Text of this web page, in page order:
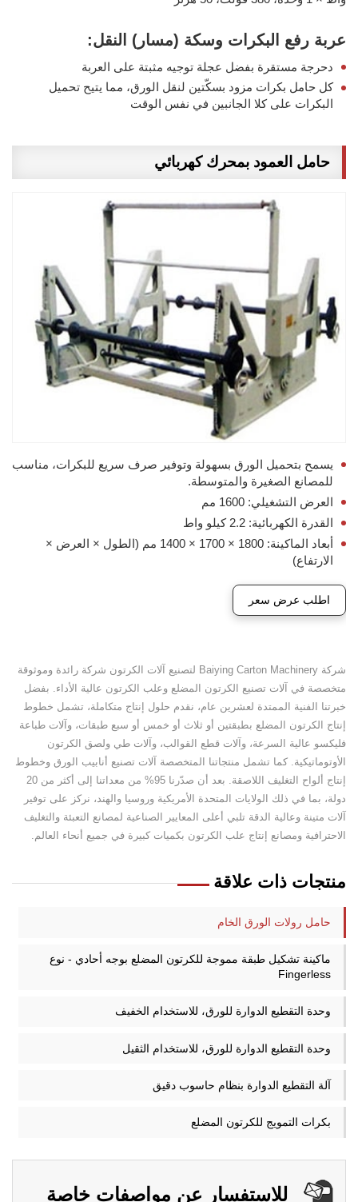
عربة رفع البكرات وسكة (مسار) النقل:
دحرجة مستقرة بفضل عجلة توجيه مثبتة على العربة
كل حامل بكرات مزود بسكّتين لنقل الورق، مما يتيح تحميل
البكرات على كلا الجانبين في نفس الوقت
حامل العمود بمحرك كهربائي
يسمح بتحميل الورق بسهولة وتوفير صرف سريع للبكرات، مناسب
للمصانع الصغيرة والمتوسطة.
العرض التشغيلي: 1600 مم
القدرة الكهربائية: 2.2 كيلو واط
أبعاد الماكينة: 1800 × 1700 × 1400 مم (الطول × العرض ×
الارتفاع)
اطلب عرض سعر
شركة Baiying Carton Machinery لتصنيع آلات الكرتون شركة رائدة وموثوقة
متخصصة في آلات تصنيع الكرتون المضلع وعلب الكرتون عالية الأداء. بفضل
خبرتنا الفنية الممتدة لعشرين عام، نقدم حلول إنتاج متكاملة، تشمل خطوط
إنتاج الكرتون المضلع بطبقتين أو ثلاث أو خمس أو سبع طبقات، وآلات طباعة
فليكسو عالية السرعة، وآلات قطع القوالب، وآلات طي ولصق الكرتون
الأوتوماتيكية. كما تشمل منتجاتنا المتخصصة آلات تصنيع أنابيب الورق وخطوط
إنتاج ألواح التغليف اللاصقة. بعد أن صدّرنا 95% من معداتنا إلى أكثر من 20
دولة، بما في ذلك الولايات المتحدة الأمريكية وروسيا والهند، نركز على توفير
آلات متينة وعالية الدقة تلبي أعلى المعايير الصناعية لمصانع التعبئة والتغليف
الاحترافية ومصانع إنتاج علب الكرتون بكميات كبيرة في جميع أنحاء العالم.
منتجات ذات علاقة
حامل رولات الورق الخام
ماكينة تشكيل طبقة مموجة للكرتون المضلع بوجه أحادي - نوع
Fingerless
وحدة التقطيع الدوارة للورق، للاستخدام الخفيف
وحدة التقطيع الدوارة للورق، للاستخدام الثقيل
آلة التقطيع الدوارة بنظام حاسوب دقيق
بكرات التمويج للكرتون المضلع
للاستفسار عن مواصفات خاصة